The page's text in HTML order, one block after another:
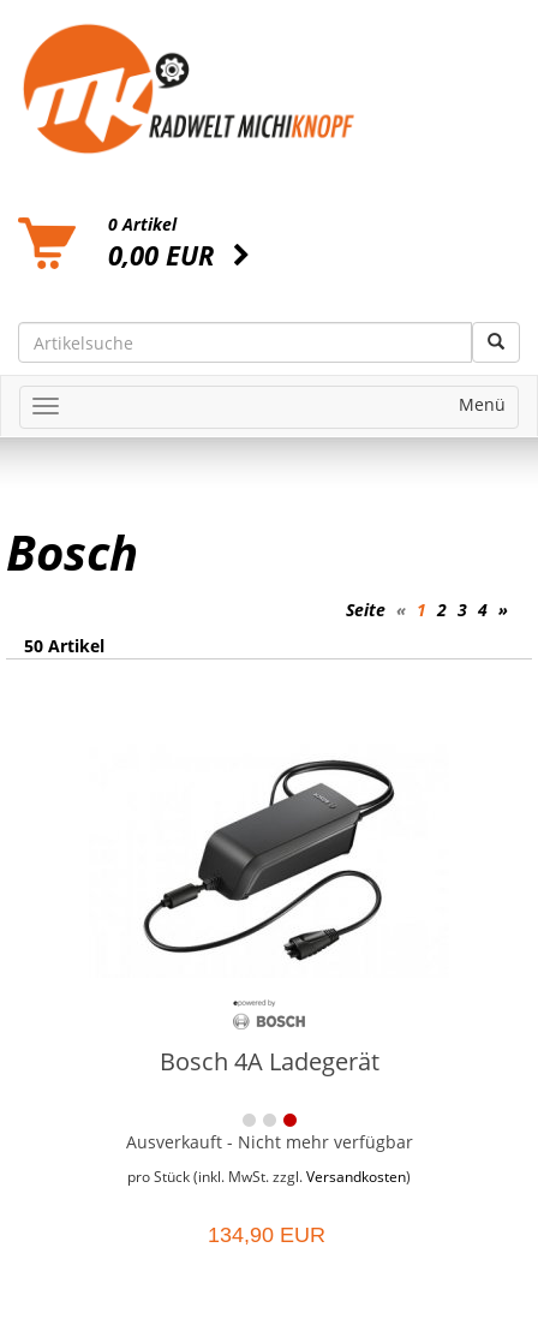
0 Artikel
0,00 EUR
Menü
Bosch
Seite « 1 2 3 4 »
50 Artikel
Bosch 4A Ladegerät
Ausverkauft - Nicht mehr verfügbar
pro Stück (inkl. MwSt. zzgl. Versandkosten)
134,90 EUR